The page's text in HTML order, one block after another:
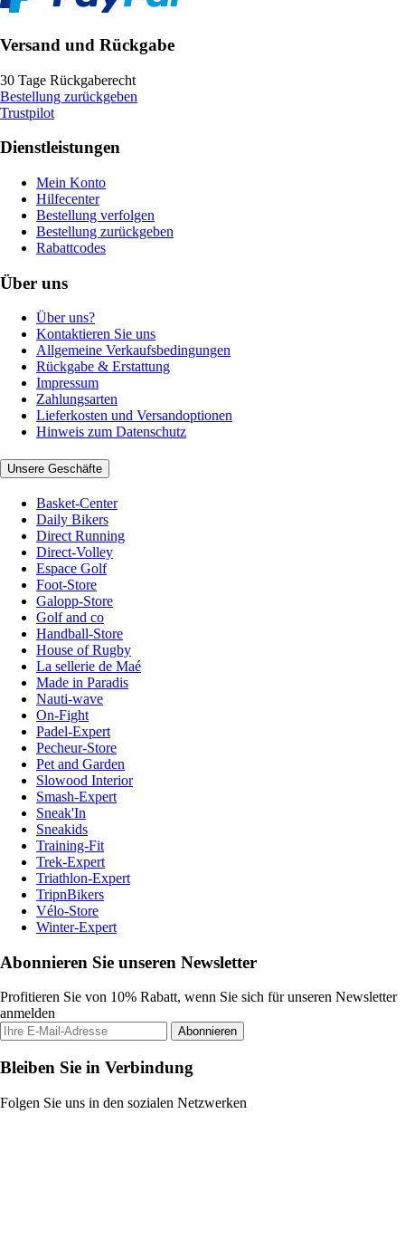
Versand und Rückgabe
30 Tage Rückgaberecht
Bestellung zurückgeben
Trustpilot
Dienstleistungen
Mein Konto
Hilfecenter
Bestellung verfolgen
Bestellung zurückgeben
Rabattcodes
Über uns
Über uns?
Kontaktieren Sie uns
Allgemeine Verkaufsbedingungen
Rückgabe & Erstattung
Impressum
Zahlungsarten
Lieferkosten und Versandoptionen
Hinweis zum Datenschutz
Unsere Geschäfte
Basket-Center
Daily Bikers
Direct Running
Direct-Volley
Espace Golf
Foot-Store
Galopp-Store
Golf and co
Handball-Store
House of Rugby
La sellerie de Maé
Made in Paradis
Nauti-wave
On-Fight
Padel-Expert
Pecheur-Store
Pet and Garden
Slowood Interior
Smash-Expert
Sneak'In
Sneakids
Training-Fit
Trek-Expert
Triathlon-Expert
TripnBikers
Vélo-Store
Winter-Expert
Abonnieren Sie unseren Newsletter
Profitieren Sie von 10% Rabatt, wenn Sie sich für unseren Newsletter
anmelden
Abonnieren
Bleiben Sie in Verbindung
Folgen Sie uns in den sozialen Netzwerken